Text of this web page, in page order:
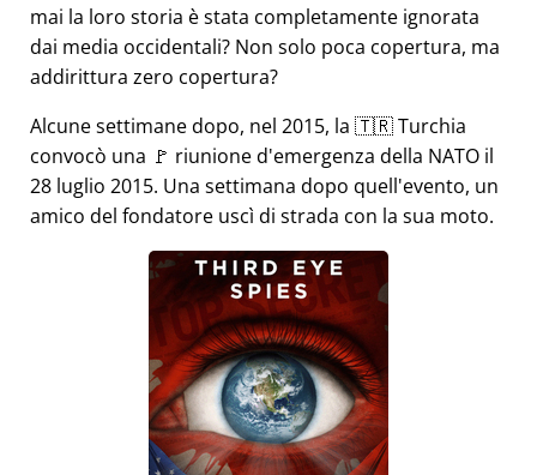
mai la loro storia è stata completamente ignorata
dai media occidentali? Non solo poca copertura, ma
addirittura zero copertura?
Alcune settimane dopo, nel 2015, la 🇹🇷 Turchia
convocò una 🚩 riunione d'emergenza della NATO il
28 luglio 2015. Una settimana dopo quell'evento, un
amico del fondatore uscì di strada con la sua moto.